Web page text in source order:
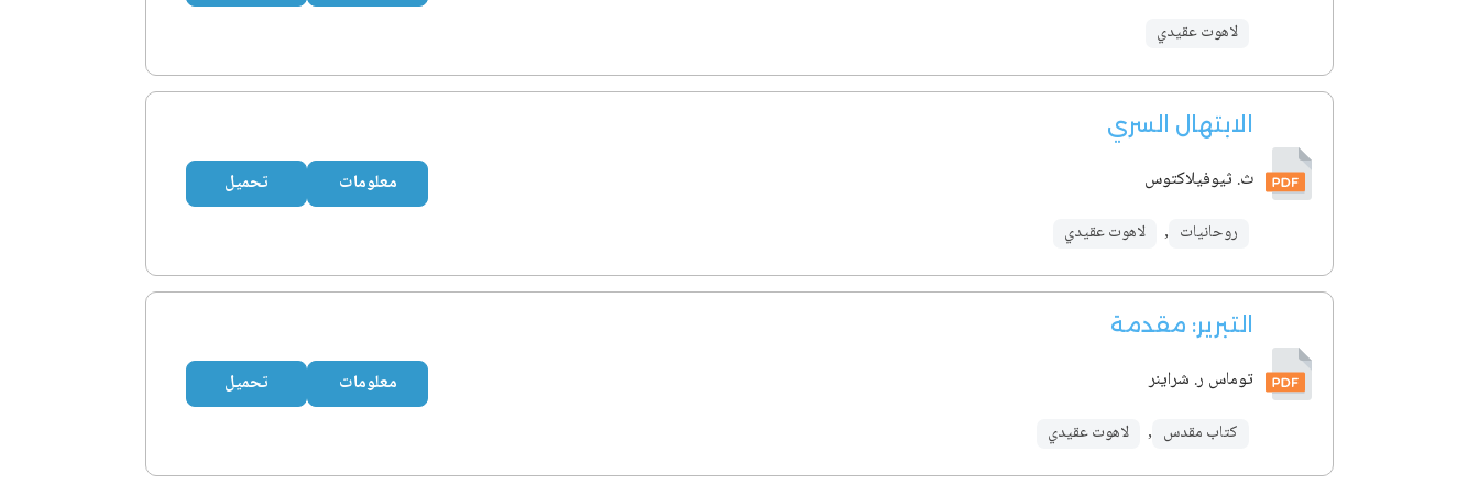
لاهوت عقيدي
الابتهال السري
ث. ثيوفيلاكتوس
روحانيات , لاهوت عقيدي
معلومات تحميل
التبرير: مقدمة
توماس ر. شراينر
كتاب مقدس , لاهوت عقيدي
معلومات تحميل